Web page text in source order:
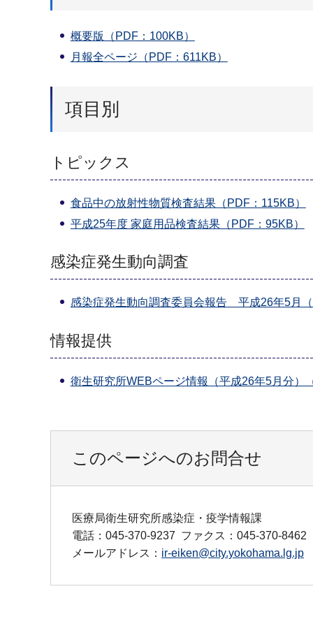
概要版（PDF：100KB）
月報全ページ（PDF：611KB）
項目別
トピックス
食品中の放射性物質検査結果（PDF：115KB）
平成25年度 家庭用品検査結果（PDF：95KB）
感染症発生動向調査
感染症発生動向調査委員会報告 平成26年5月（
情報提供
衛生研究所WEBページ情報（平成26年5月分）
このページへのお問合せ
医療局衛生研究所感染症・疫学情報課
電話：045-370-9237 ファクス：045-370-8462
メールアドレス： ir-eiken@city.yokohama.lg.jp